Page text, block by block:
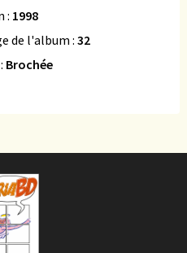
: 1998
de l'album : 32
Brochée